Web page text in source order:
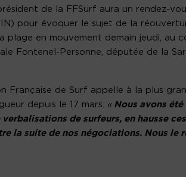
de la FFSurf aura un rendez-
pour évoquer le sujet de la
plage en mouvement demain jeudi, au
Fontenel-Personne, députée de la
Française de Surf appelle à la plus
depuis le 17 mars. «Nous avons été
de surfeurs, en hausse
la suite de nos négociations. Nous le